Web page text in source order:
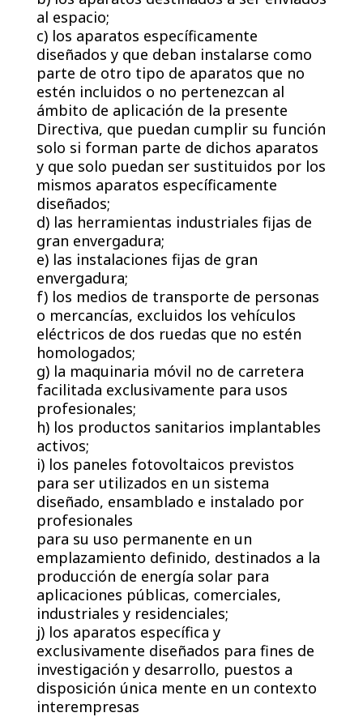
al espacio;
c) los aparatos específicamente
diseñados y que deban instalarse como
parte de otro tipo de aparatos que no
estén incluidos o no pertenezcan al
ámbito de aplicación de la presente
Directiva, que puedan cumplir su función
solo si forman parte de dichos aparatos
y que solo puedan ser sustituidos por los
mismos aparatos específicamente
diseñados;
d) las herramientas industriales fijas de
gran envergadura;
e) las instalaciones fijas de gran
envergadura;
f) los medios de transporte de personas
o mercancías, excluidos los vehículos
eléctricos de dos ruedas que no estén
homologados;
g) la maquinaria móvil no de carretera
facilitada exclusivamente para usos
profesionales;
h) los productos sanitarios implantables
activos;
i) los paneles fotovoltaicos previstos
para ser utilizados en un sistema
diseñado, ensamblado e instalado por
profesionales
para su uso permanente en un
emplazamiento definido, destinados a la
producción de energía solar para
aplicaciones públicas, comerciales,
industriales y residenciales;
j) los aparatos específica y
exclusivamente diseñados para fines de
investigación y desarrollo, puestos a
disposición única mente en un contexto
interempresas